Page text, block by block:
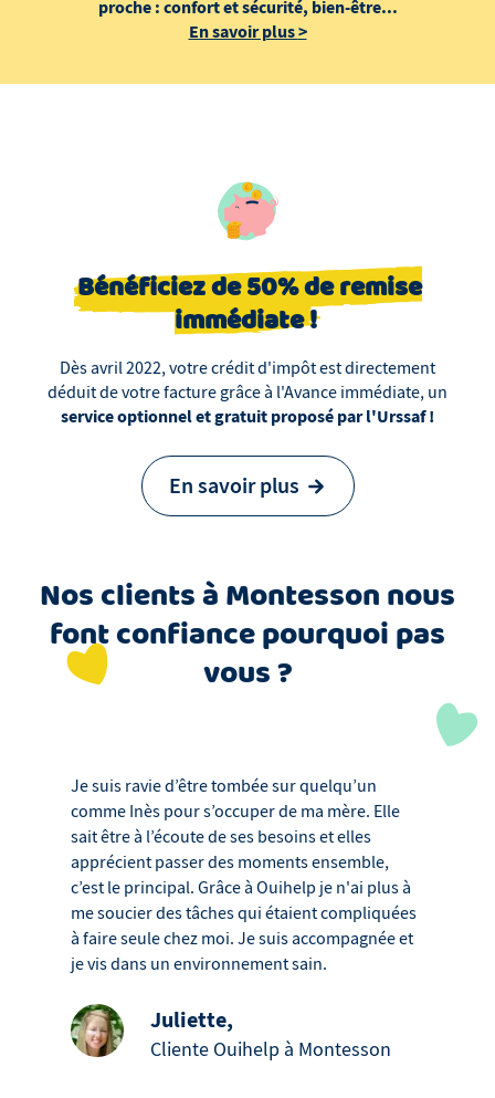
proche : confort et sécurité, bien-être...
En savoir plus>
Bénéficiez de 50% de remise
immédiate !
Dès avril 2022, votre crédit d'impôt est directement
déduit de votre facture grâce à l'Avance immédiate, un
service optionnel et gratuit proposé par l'Urssaf !
En savoir plus
Nos clientsàMontessonnous
font confiance pourquoi pas
vous ?
Je suis ravie d’être tombée sur quelqu’un
comme Inès pour s’occuper de ma mère. Elle
sait être à l’écoute de ses besoins et elles
apprécient passer des moments ensemble,
c’est le principal. Grâce à Ouihelp je n'ai plus à
me soucier des tâches qui étaient compliquées
à faire seule chez moi. Je suis accompagnée et
je vis dans un environnement sain.
Juliette,
Cliente Ouihelp à Montesson